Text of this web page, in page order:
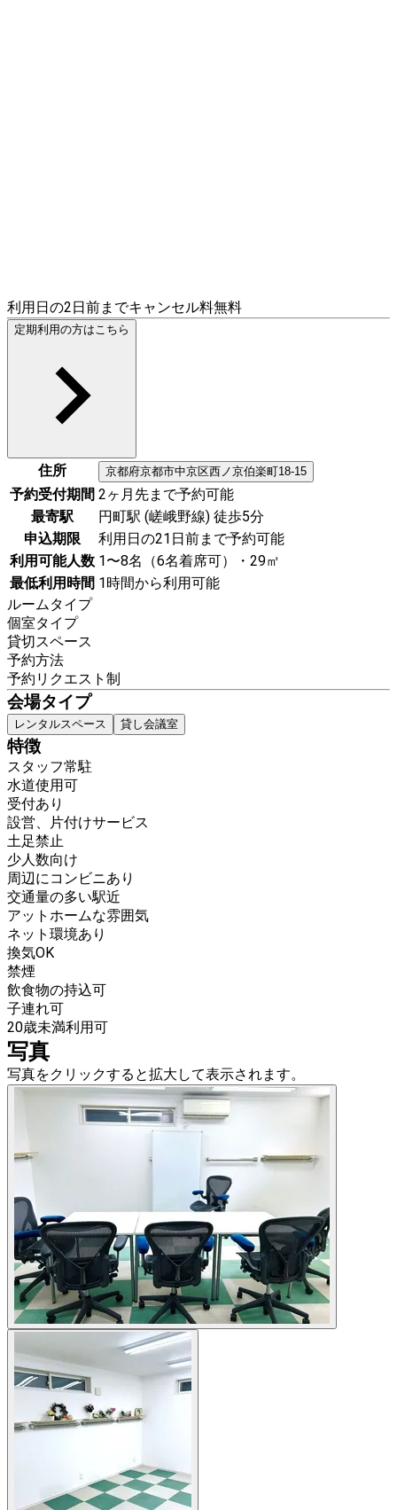
利用日の2日前までキャンセル料無料
定期利用の方はこちら
住所 京都府京都市中京区西ノ京伯楽町18-15
予約受付期間 2ヶ月先まで予約可能
最寄駅
円町駅 (嵯峨野線) 徒歩5分
申込期限
利用日の21日前まで予約可能
利用可能人数 1〜8名（6名着席可）・29㎡
最低利用時間 1時間から利用可能
ルームタイプ
個室タイプ
貸切スペース
予約方法
予約リクエスト制
会場タイプ
レンタルスペース 貸し会議室
特徴
スタッフ常駐
水道使用可
受付あり
設営、片付けサービス
土足禁止
少人数向け
周辺にコンビニあり
交通量の多い駅近
アットホームな雰囲気
ネット環境あり
換気OK
禁煙
飲食物の持込可
子連れ可
20歳未満利用可
写真
写真をクリックすると拡大して表示されます。